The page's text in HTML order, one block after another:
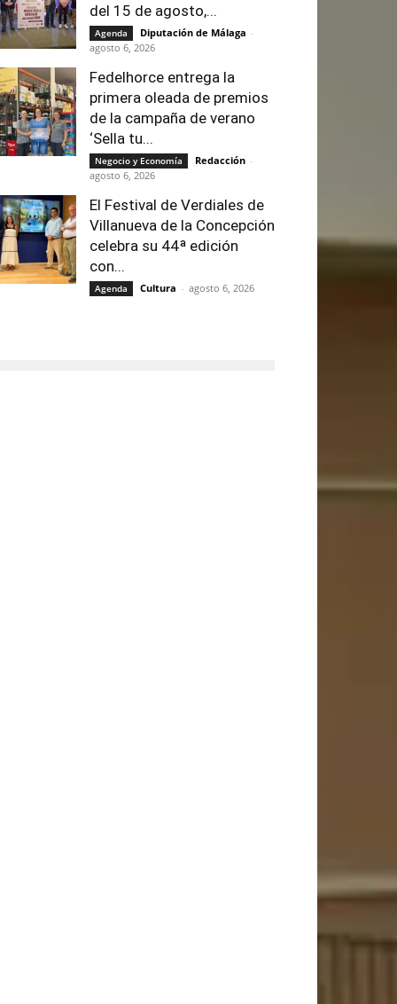
del 15 de agosto,...
Agenda Diputación de Málaga -
agosto 6, 2026
Fedelhorce entrega la
primera oleada de premios
de la campaña de verano
‘Sella tu...
Negocio y Economía Redacción -
agosto 6, 2026
El Festival de Verdiales de
Villanueva de la Concepción
celebra su 44ª edición
con...
Agenda Cultura - agosto 6, 2026